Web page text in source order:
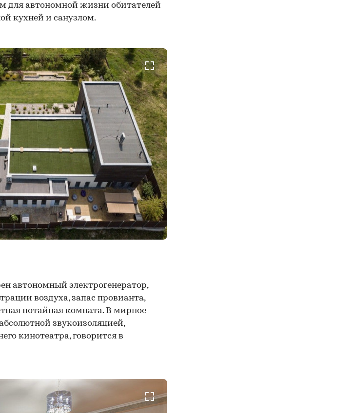
для автономной жизни обитателей
кухней и санузлом.
автономный электрогенератор,
воздуха, запас провианта,
потайная комната. В мирное
звукоизоляцией,
кинотеатра, говорится в